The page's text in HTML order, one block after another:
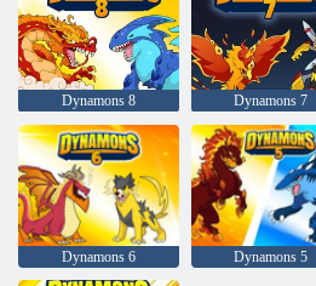
Dynamons 8 Dynamons 7
Dynamons 6 Dynamons 5